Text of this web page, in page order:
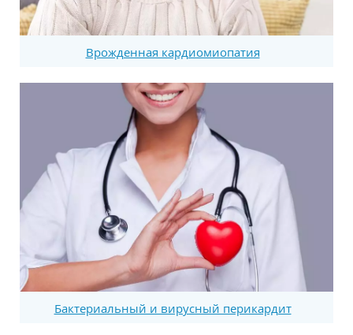
Врожденная кардиомиопатия
Бактериальный и вирусный перикардит